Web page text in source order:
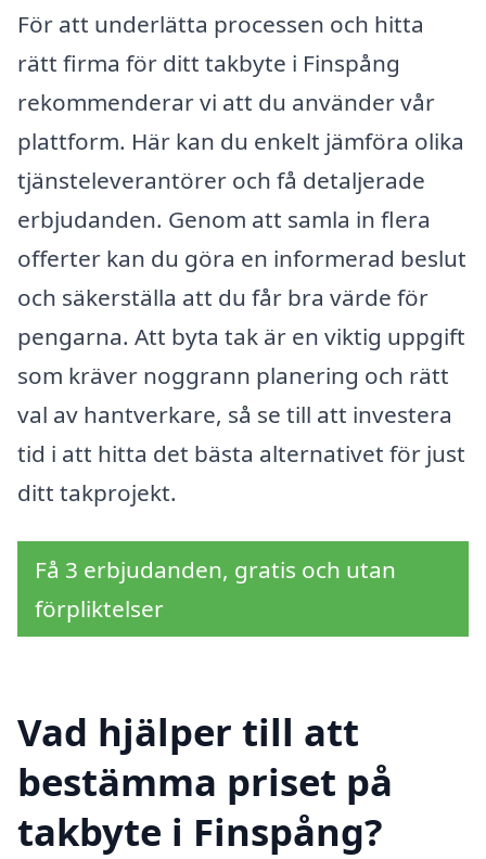
För att underlätta processen och hitta
rätt firma för ditt takbyte i Finspång
rekommenderar vi att du använder vår
plattform. Här kan du enkelt jämföra olika
tjänsteleverantörer och få detaljerade
erbjudanden. Genom att samla in flera
offerter kan du göra en informerad beslut
och säkerställa att du får bra värde för
pengarna. Att byta tak är en viktig uppgift
som kräver noggrann planering och rätt
val av hantverkare, så se till att investera
tid i att hitta det bästa alternativet för just
ditt takprojekt.
Få 3 erbjudanden, gratis och utan
förpliktelser
Vad hjälper till att
bestämma priset på
takbyte i Finspång?